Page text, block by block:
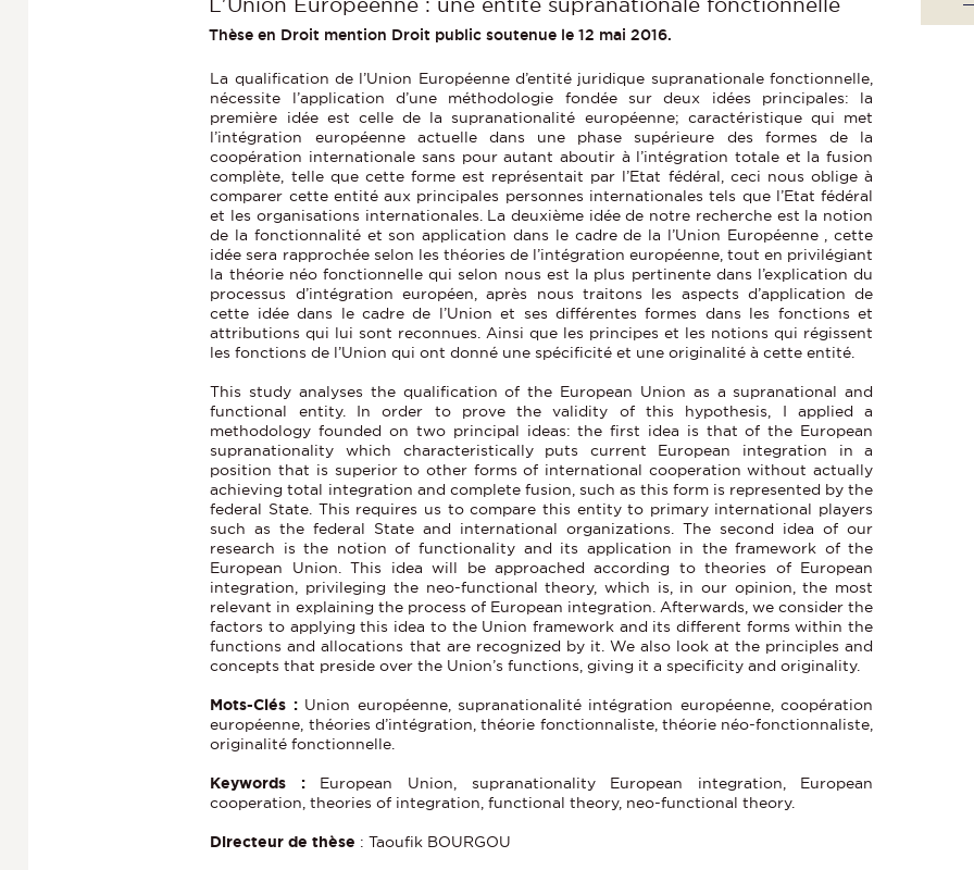
L'Union Européenne : une entité supranationale fonctionnelle
Thèse en Droit mention Droit public soutenue le 12 mai 2016.
La qualification de l’Union Européenne d’entité juridique supranationale fonctionnelle,
nécessite l’application d’une méthodologie fondée sur deux idées principales: la
première idée est celle de la supranationalité européenne; caractéristique qui met
l’intégration européenne actuelle dans une phase supérieure des formes de la
coopération internationale sans pour autant aboutir à l’intégration totale et la fusion
complète, telle que cette forme est représentait par l’Etat fédéral, ceci nous oblige à
comparer cette entité aux principales personnes internationales tels que l’Etat fédéral
et les organisations internationales. La deuxième idée de notre recherche est la notion
de la fonctionnalité et son application dans le cadre de la l’Union Européenne , cette
idée sera rapprochée selon les théories de l’intégration européenne, tout en privilégiant
la théorie néo fonctionnelle qui selon nous est la plus pertinente dans l’explication du
processus d’intégration européen, après nous traitons les aspects d’application de
cette idée dans le cadre de l’Union et ses différentes formes dans les fonctions et
attributions qui lui sont reconnues. Ainsi que les principes et les notions qui régissent
les fonctions de l’Union qui ont donné une spécificité et une originalité à cette entité.
This study analyses the qualification of the European Union as a supranational and
functional entity. In order to prove the validity of this hypothesis, I applied a
methodology founded on two principal ideas: the first idea is that of the European
supranationality which characteristically puts current European integration in a
position that is superior to other forms of international cooperation without actually
achieving total integration and complete fusion, such as this form is represented by the
federal State. This requires us to compare this entity to primary international players
such as the federal State and international organizations. The second idea of our
research is the notion of functionality and its application in the framework of the
European Union. This idea will be approached according to theories of European
integration, privileging the neo-functional theory, which is, in our opinion, the most
relevant in explaining the process of European integration. Afterwards, we consider the
factors to applying this idea to the Union framework and its different forms within the
functions and allocations that are recognized by it. We also look at the principles and
concepts that preside over the Union’s functions, giving it a specificity and originality.
Mots-Clés : Union européenne, supranationalité intégration européenne, coopération
européenne, théories d’intégration, théorie fonctionnaliste, théorie néo-fonctionnaliste,
originalité fonctionnelle.
Keywords :
European Union, supranationality European integration, European
cooperation, theories of integration, functional theory, neo-functional theory.
Directeur de thèse : Taoufik BOURGOU